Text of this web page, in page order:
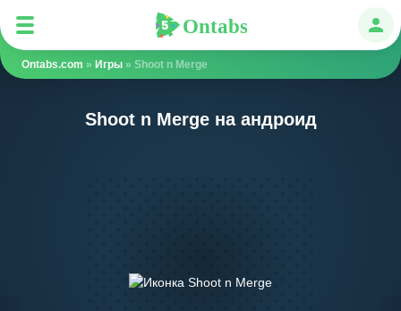
Ontabs
Ontabs.com » Игры » Shoot n Merge
Shoot n Merge на андроид